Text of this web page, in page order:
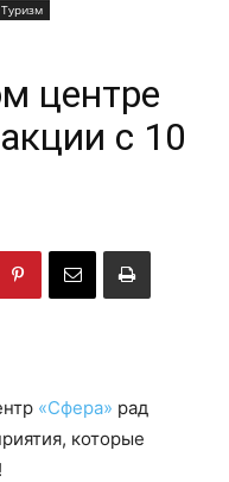
Туризм
центре
с 10
«Сфера» рад
которые